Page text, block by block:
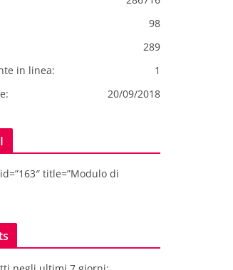
98
289
1
in linea:
20/09/2018
title=”Modulo di